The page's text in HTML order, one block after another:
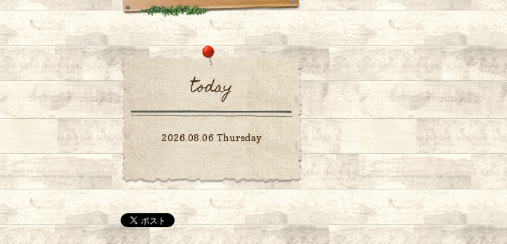
today
2026.08.06 Thursday